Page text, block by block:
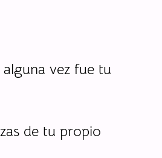
vez fue tu
de tu propio